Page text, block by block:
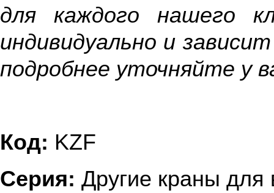
для каждого нашего
индивидуально и
подробнее уточняйте у
Код: KZF
Серия: Другие краны для